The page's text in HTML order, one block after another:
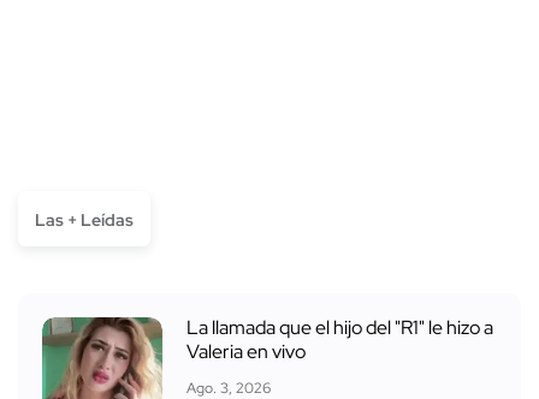
Las + Leídas
La llamada que el hijo del "R1" le hizo a
Valeria en vivo
Ago. 3, 2026